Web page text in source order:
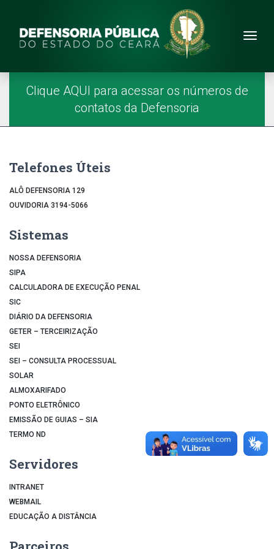
Site da Defensoria
Menu Principal
Página Inicial
Clique AQUI para acessar os números de
contatos da Defensoria
Telefones Úteis
ALÔ DEFENSORIA 129
OUVIDORIA 3194-5066
Sistemas
NOSSA DEFENSORIA
SIPA
CALCULADORA DE EXECUÇÃO PENAL
SIC
DIÁRIO DA DEFENSORIA
GETER – TERCEIRIZAÇÃO
SEI
SEI – CONSULTA PROCESSUAL
SOLAR
ALMOXARIFADO
PONTO ELETRÔNICO
EMISSÃO DE GUIAS – SIA
TERMO ND
Servidores
INTRANET
WEBMAIL
EDUCAÇÃO A DISTÂNCIA